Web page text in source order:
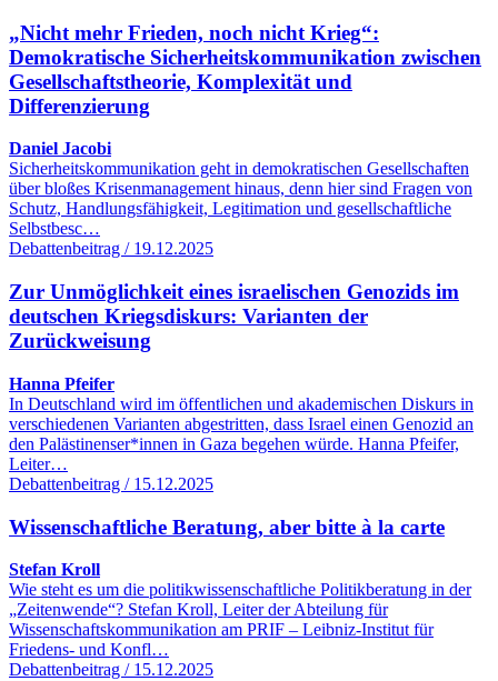
„Nicht mehr Frieden, noch nicht Krieg“:
Demokratische Sicherheitskommunikation zwischen
Gesellschaftstheorie, Komplexität und
Differenzierung
Daniel Jacobi
Sicherheitskommunikation geht in demokratischen Gesellschaften
über bloßes Krisenmanagement hinaus, denn hier sind Fragen von
Schutz, Handlungsfähigkeit, Legitimation und gesellschaftliche
Selbstbesc…
Debattenbeitrag / 19.12.2025
Zur Unmöglichkeit eines israelischen Genozids im
deutschen Kriegsdiskurs: Varianten der
Zurückweisung
Hanna Pfeifer
In Deutschland wird im öffentlichen und akademischen Diskurs in
verschiedenen Varianten abgestritten, dass Israel einen Genozid an
den Palästinenser*innen in Gaza begehen würde. Hanna Pfeifer,
Leiter…
Debattenbeitrag / 15.12.2025
Wissenschaftliche Beratung, aber bitte à la carte
Stefan Kroll
Wie steht es um die politikwissenschaftliche Politikberatung in der
„Zeitenwende“? Stefan Kroll, Leiter der Abteilung für
Wissenschaftskommunikation am PRIF – Leibniz-Institut für
Friedens- und Konfl…
Debattenbeitrag / 15.12.2025